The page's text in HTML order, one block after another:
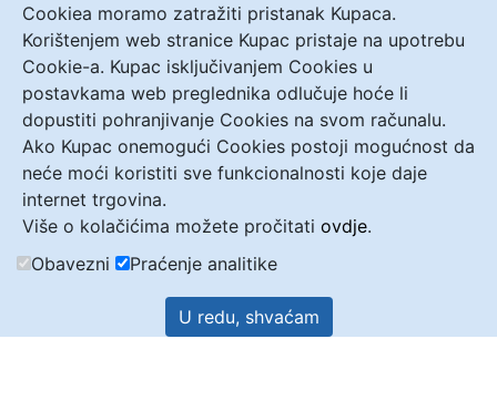
Cookiea moramo zatražiti pristanak Kupaca.
Korištenjem web stranice Kupac pristaje na upotrebu
Cookie-a. Kupac isključivanjem Cookies u
postavkama web preglednika odlučuje hoće li
dopustiti pohranjivanje Cookies na svom računalu.
Ako Kupac onemogući Cookies postoji mogućnost da
neće moći koristiti sve funkcionalnosti koje daje
internet trgovina.
Više o kolačićima možete pročitati ovdje.
Obavezni
Praćenje analitike
U redu, shvaćam